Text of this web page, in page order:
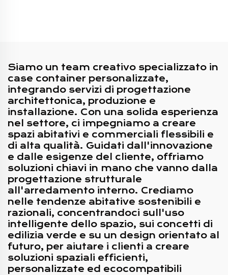
Siamo un team creativo specializzato in
case container personalizzate,
integrando servizi di progettazione
architettonica, produzione e
installazione. Con una solida esperienza
nel settore, ci impegniamo a creare
spazi abitativi e commerciali flessibili e
di alta qualità. Guidati dall'innovazione
e dalle esigenze del cliente, offriamo
soluzioni chiavi in mano che vanno dalla
progettazione strutturale
all'arredamento interno. Crediamo
nelle tendenze abitative sostenibili e
razionali, concentrandoci sull'uso
intelligente dello spazio, sui concetti di
edilizia verde e su un design orientato al
futuro, per aiutare i clienti a creare
soluzioni spaziali efficienti,
personalizzate ed ecocompatibili